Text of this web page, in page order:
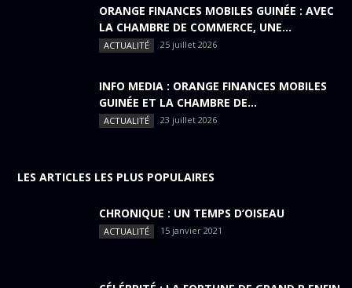
ORANGE FINANCES MOBILES GUINÉE : AVEC
LA CHAMBRE DE COMMERCE, UNE...
ACTUALITÉ 25 juillet 2026
INFO MEDIA : ORANGE FINANCES MOBILES
GUINÉE ET LA CHAMBRE DE...
ACTUALITÉ 23 juillet 2026
LES ARTICLES LES PLUS POPULAIRES
CHRONIQUE : UN TEMPS D’OISEAU
ACTUALITÉ 15 janvier 2021